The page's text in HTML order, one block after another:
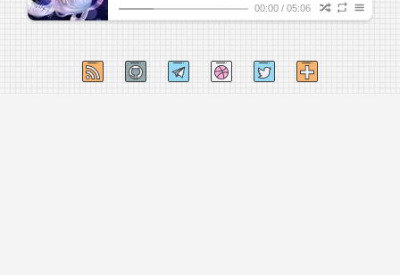
be your shield
Vocal:めらみぽっぷ Arrange:RD-Sounds
人は誰も、 (无论何人)
迷いを抱え、生きるのだと、わが主の曰く。 (都不得不怀
00:00 / 05:06
めらみぽっぷ